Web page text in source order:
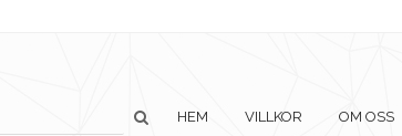
HEM VILLKOR OM OSS